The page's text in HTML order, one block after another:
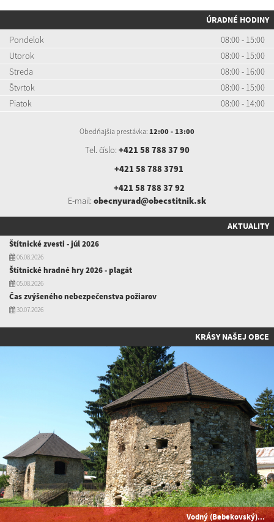
ÚRADNÉ HODINY
Pondelok
08:00 - 15:00
Utorok
08:00 - 15:00
Streda
08:00 - 16:00
Štvrtok
08:00 - 15:00
Piatok
08:00 - 14:00
Obedňajšia prestávka: 12:00 - 13:00
Tel. číslo: +421 58 788 37 90
+421 58 788 3791
+421 58 788 37 92
E-mail: obecnyurad@obecstitnik.sk
AKTUALITY
Štítnické zvesti - júl 2026
06.08.2026
Štítnické hradné hry 2026 - plagát
05.08.2026
Čas zvýšeného nebezpečenstva požiarov
30.07.2026
KRÁSY NAŠEJ OBCE
Vodný (Bebekovský)...